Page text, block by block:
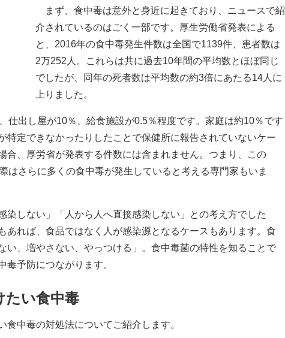
まず、食中毒は意外と身近に起きており、ニュースで紹
介されているのはごく一部です。厚生労働省発表による
と、2016年の食中毒発生件数は全国で1139件、患者数は
2万252人。これらは共に過去10年間の平均数とほぼ同じ
でしたが、同年の死者数は平均数の約3倍にあたる14人に
上りました。
出し屋が10％、給食施設が0.5％程度です。家庭は約10％です
特定できなかったりしたことで保健所に報告されていないケー
合、厚労省が発表する件数には含まれません。つまり、この
はさらに多くの食中毒が発生していると考える専門家もいま
しない」「人から人へ直接感染しない」との考え方でした
あれば、食品ではなく人が感染源となるケースもあります。食
い、増やさない、やっつける」。食中毒菌の特性を知ることで
毒予防につながります。
たい食中毒
中毒の対処法についてご紹介します。